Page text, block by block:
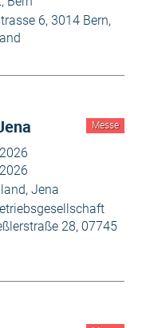
6, 3014 Bern,
Messe
Jena
28, 07745